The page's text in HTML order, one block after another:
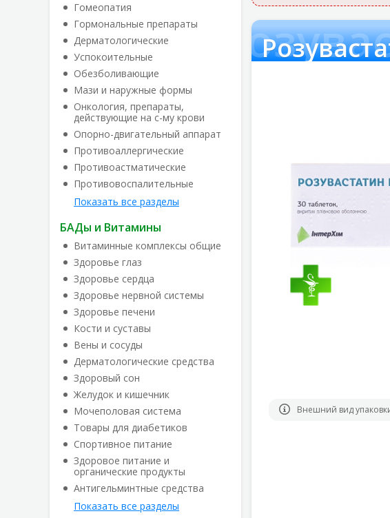
Гомеопатия
Гормональные препараты
Дерматологические
Успокоительные
Обезболивающие
Мази и наружные формы
Онкология, препараты,
действующие на с-му крови
Опорно-двигательный аппарат
Противоаллергические
Противоастматические
Противовоспалительные
Показать все разделы
БАДы и Витамины
Витаминные комплексы общие
Здоровье глаз
Здоровье сердца
Здоровье нервной системы
Здоровье печени
Кости и суставы
Вены и сосуды
Дерматологические средства
Здоровый сон
Желудок и кишечник
Мочеполовая система
Товары для диабетиков
Спортивное питание
Здоровое питание и
органические продукты
Антигельминтные средства
Показать все разделы
Внешний вид